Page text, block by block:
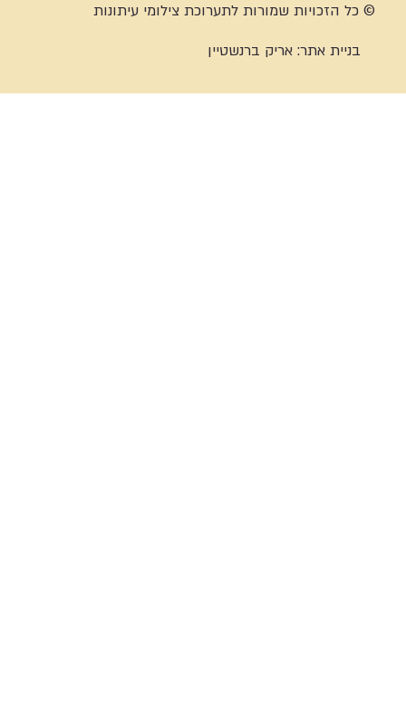
© כל הזכויות שמורות לתערוכת צילומי עיתונות
בניית אתר:אריק ברנשטיין